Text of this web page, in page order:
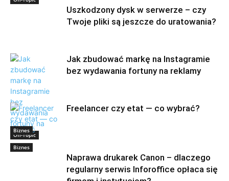
Uszkodzony dysk w serwerze – czy
Twoje pliki są jeszcze do uratowania?
Off-Topic
Jak zbudować markę na Instagramie
bez wydawania fortuny na reklamy
Biznes
Freelancer czy etat — co wybrać?
Biznes
Naprawa drukarek Canon – dlaczego
regularny serwis Inforoffice opłaca się